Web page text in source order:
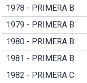
1978 - PRIMERA B
1979 - PRIMERA B
1980 - PRIMERA B
1981 - PRIMERA B
1982 - PRIMERA C